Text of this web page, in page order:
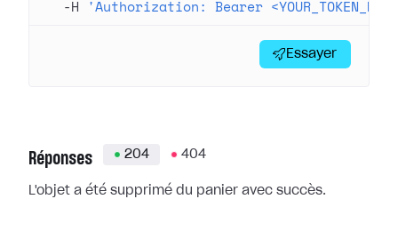
  -H
'Authorization: Bearer
Essayer
Réponses 204 404
L'objet a été supprimé du panier avec succès.